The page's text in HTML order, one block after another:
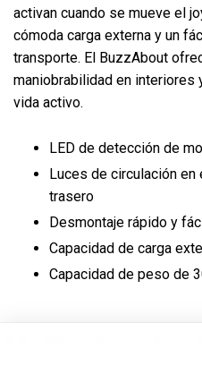
activan cuando se mueve el
cómoda carga externa y un
transporte. El BuzzAbout
maniobrabilidad en
vida activo.
LED de detección de
Luces de circulación
trasero
Desmontaje rápido y
Capacidad de carga
Capacidad de peso de